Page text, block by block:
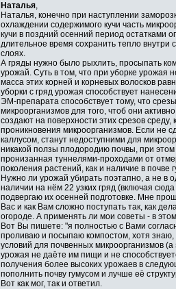
Наталья,
Наталья, конечно при наступлении
охлаждении содержимого кучи часть
кучи в поздний осенний период остатками
длительное время сохранить тепло внутри
слоях.
А гряды нужно было рыхлить, просыпать
урожай. Суть в том, что при уборке урожая
масса этих корней и корневых волосков
уборки с гряд урожая способствует
ЭМ-препарата способствует тому, что
микроорганизмов для того, чтоб они
создают на поверхности этих срезов
проникновения микроорганизмов. Если не
каллусом, станут недоступними для
никакой ползы плодородию почвы, при этом
пронизанная туннелями-проходами от
поколения растений, как и наличие в почве
Нужно ли урожай убирать поэтапно, а не в
наличии на нём 22 узких гряд (включая
подвергаю их осенней подготовке. Мне
Вас и как Вам сложно поступать так, как
огороде. А применять ли мои советы - в
Вот Вы пишете: "я полностью с Вами
проливаю и посыпаю компостом, хотя
условий для почвенных микроорганизмов
урожая не даёте им пищи и не
получения более высоких урожаев в
пополнить почву гумусом и лучше её
Вот как мог, так и ответил.